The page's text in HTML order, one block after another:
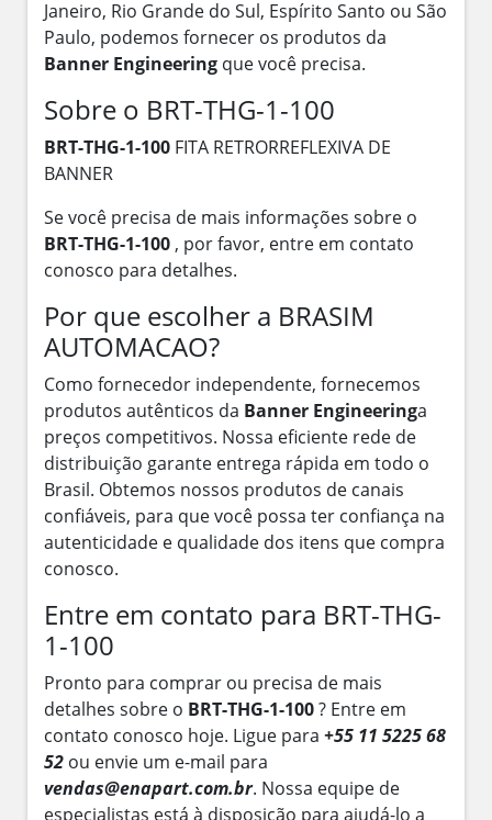
Janeiro, Rio Grande do Sul, Espírito Santo ou São
Paulo, podemos fornecer os produtos da
Banner Engineering que você precisa.
Sobre o BRT-THG-1-100
BRT-THG-1-100 FITA RETRORREFLEXIVA DE
BANNER
Se você precisa de mais informações sobre o
BRT-THG-1-100 , por favor, entre em contato
conosco para detalhes.
Por que escolher a BRASIM
AUTOMACAO?
Como fornecedor independente, fornecemos
produtos autênticos da Banner Engineeringa
preços competitivos. Nossa eficiente rede de
distribuição garante entrega rápida em todo o
Brasil. Obtemos nossos produtos de canais
confiáveis, para que você possa ter confiança na
autenticidade e qualidade dos itens que compra
conosco.
Entre em contato para BRT-THG-
1-100
Pronto para comprar ou precisa de mais
detalhes sobre o BRT-THG-1-100? Entre em
contato conosco hoje. Ligue para +55 11 5225 68
52 ou envie um e-mail para
vendas@enapart.com.br. Nossa equipe de
especialistas está à disposição para ajudá-lo a